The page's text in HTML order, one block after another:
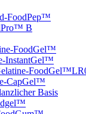
FoodPep™
B
FoodGel™
InstantGel™
CapGel™
Basis